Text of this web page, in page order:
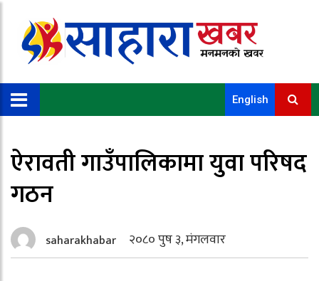
English
ऐरावती गाउँपालिकामा युवा परिषद
गठन
saharakhabar २०८० पुष ३, मंगलवार